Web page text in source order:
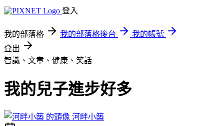
登入
我的部落格 我的部落格後台
我的帳號
登出
智識、文章、健康、笑話
我的兒子進步好多
河畔小築